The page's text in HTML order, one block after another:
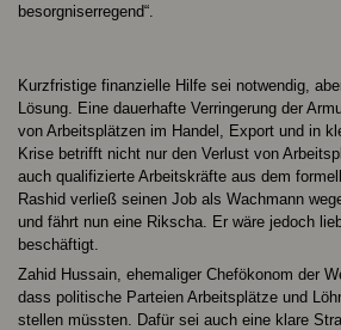
besorgniserregend“.
Kurzfristige finanzielle Hilfe sei notwendig,
Lösung. Eine dauerhafte Verringerung der
von Arbeitsplätzen im Handel, Export und in
Krise betrifft nicht nur den Verlust von
auch qualifizierte Arbeitskräfte aus dem
Rashid verließ seinen Job als Wachmann
und fährt nun eine Rikscha. Er wäre jedoch
beschäftigt.
Zahid Hussain, ehemaliger Chefökonom der
dass politische Parteien Arbeitsplätze und
stellen müssten. Dafür sei auch eine klare